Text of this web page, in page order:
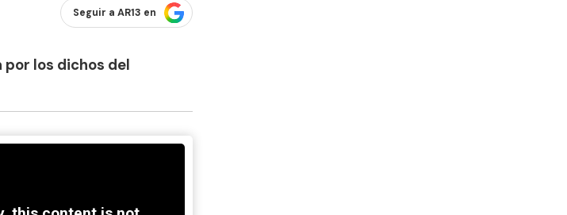
Seguir a AR13 en
los dichos del